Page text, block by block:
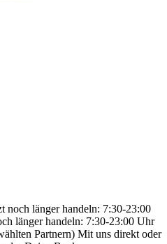
noch länger handeln: 7:30-23:00
länger handeln: 7:30-23:00 Uhr
Partnern) Mit uns direkt oder